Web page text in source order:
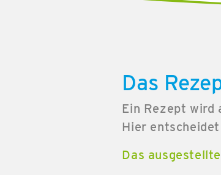
Das
Ein Rezept
Hier
Das